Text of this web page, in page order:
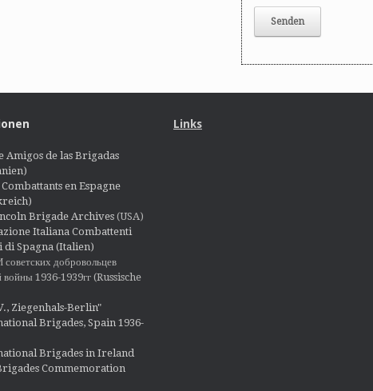
Amigos de las Brigadas
Combattants en Espagne
Brigade Archives(USA)
Italiana Combattenti
di Spagna (Italien)
добровольцев
войны 1936-1939гг (Russische
Ziegenhals-Berlin"
Brigades, Spain 1936-
Brigades in Ireland
Commemoration
Links